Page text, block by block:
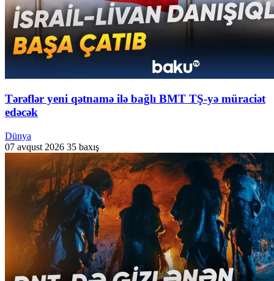
Tərəflər yeni qətnamə ilə bağlı BMT TŞ-yə müraciət
edəcək
Dünya
07 avqust 2026 35 baxış